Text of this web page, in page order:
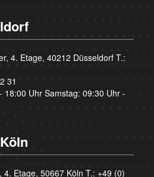
4. Etage, 40212 Düsseldorf T.:
31
18:00 Uhr Samstag: 09:30 Uhr -
Etage, 50667 Köln T.: +49 (0)